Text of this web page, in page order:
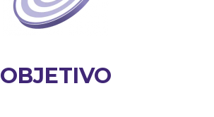
OBJETIVO